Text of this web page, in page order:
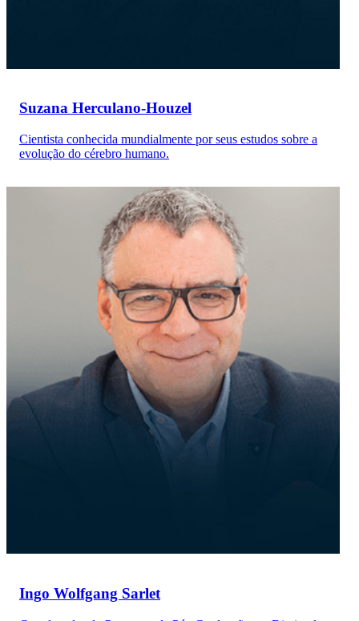
Suzana Herculano-Houzel
Cientista conhecida mundialmente por seus estudos sobre a
evolução do cérebro humano.
Ingo Wolfgang Sarlet